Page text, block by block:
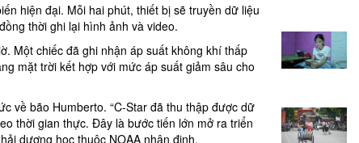
hiện đại. Mỗi hai phút, thiết bị sẽ truyền dữ liệu
thời ghi lại hình ảnh và video.
Một chiếc đã ghi nhận áp suất không khí thấp
mặt trời kết hợp với mức áp suất giảm sâu cho
về bão Humberto. “C-Star đã thu thập được dữ
thời gian thực. Đây là bước tiến lớn mở ra triển
dương học thuộc NOAA nhận định.